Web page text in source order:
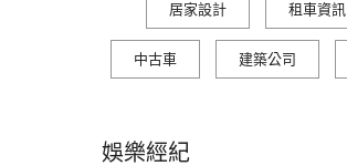
居家設計 租車資訊
中古車 建築公司
娛樂經紀